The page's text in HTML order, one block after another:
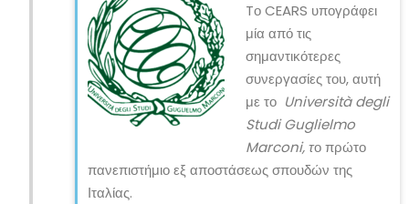
Tο CEARS υπογράφει
μία από τις
σημαντικότερες
συνεργασίες του, αυτή
με το Università degli
Studi Guglielmo
Marconi, το πρώτο
πανεπιστήμιο εξ αποστάσεως σπουδών της
Ιταλίας.